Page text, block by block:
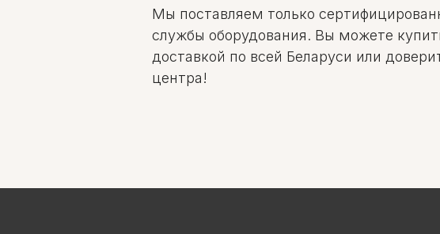
Мы поставляем только
службы оборудования. Вы можете
доставкой по всей Беларуси или
центра!